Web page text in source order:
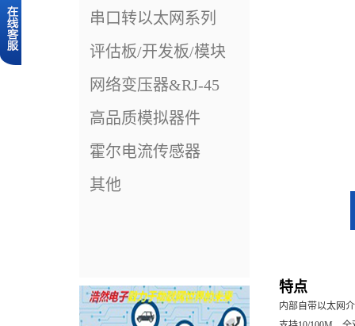
串口转以太网系列
评估板/开发板/模块
网络变压器&RJ-45
高品质模拟器件
霍尔电流传感器
其他
特点
内部自带以太网